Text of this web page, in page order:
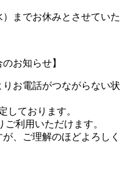
までお休みとさせていた
お知らせ】
お電話がつながらない状
しております。
利用いただけます。
、ご理解のほどよろしく